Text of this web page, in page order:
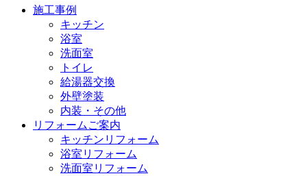
施工事例
キッチン
浴室
洗面室
トイレ
給湯器交換
外壁塗装
内装・その他
リフォームご案内
キッチンリフォーム
浴室リフォーム
洗面室リフォーム